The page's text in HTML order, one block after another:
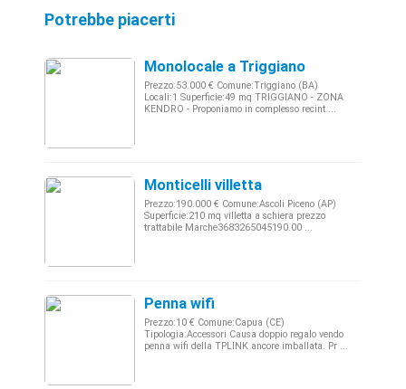
Potrebbe piacerti
Monolocale a Triggiano
Prezzo:53.000 € Comune:Triggiano (BA)
Locali:1 Superficie:49 mq TRIGGIANO - ZONA
KENDRO - Proponiamo in complesso recint ...
Monticelli villetta
Prezzo:190.000 € Comune:Ascoli Piceno (AP)
Superficie:210 mq villetta a schiera prezzo
trattabile Marche3683265045190.00 ...
Penna wifi
Prezzo:10 € Comune:Capua (CE)
Tipologia:Accessori Causa doppio regalo vendo
penna wifi della TPLINK ancore imballata. Pr ...